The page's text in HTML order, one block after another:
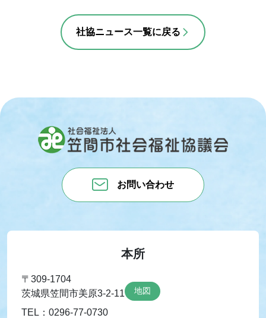
社協ニュース一覧に戻る
お問い合わせ
本所
〒309-1704
茨城県笠間市美原3-2-11
地図
TEL：0296-77-0730